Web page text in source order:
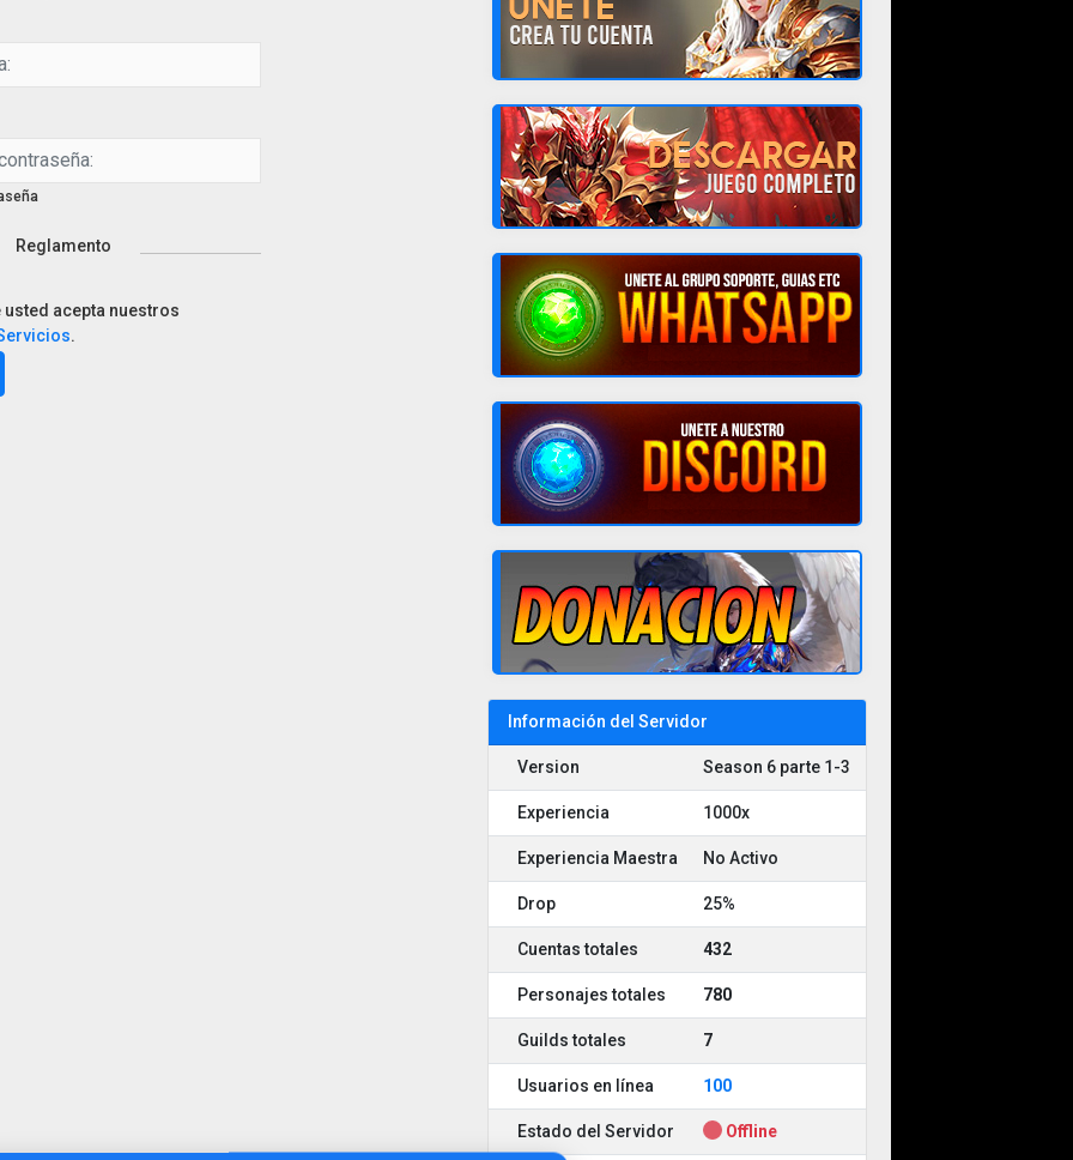
Reglamento
acepta nuestros
.
Información del Servidor
Version Season 6 parte 1-3
Experiencia 1000x
Experiencia Maestra No Activo
Drop 25%
Cuentas totales 432
Personajes totales 780
Guilds totales 7
Usuarios en línea 100
Estado del Servidor Offline...
Offline